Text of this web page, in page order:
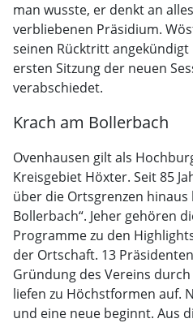
man wusste, er denkt an
verbliebenen Präsidium.
seinen Rücktritt
ersten Sitzung der neuen
verabschiedet.
Krach am Bollerbach
Ovenhausen gilt als
Kreisgebiet Höxter. Seit 85
über die Ortsgrenzen hinaus
Bollerbach“. Jeher gehören
Programme zu den
der Ortschaft. 13
Gründung des Vereins
liefen zu Höchstformen auf.
und eine neue beginnt. Aus